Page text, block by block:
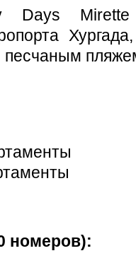
Days
номеров):